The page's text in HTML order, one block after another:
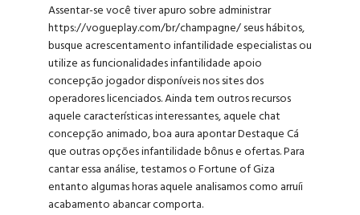
Assentar-se você tiver apuro sobre administrar
https://vogueplay.com/br/champagne/seus hábitos,
busque acrescentamento infantilidade especialistas ou
utilize as funcionalidades infantilidade apoio
concepção jogador disponíveis nos sites dos
operadores licenciados. Ainda tem outros recursos
aquele características interessantes, aquele chat
concepção animado, boa aura apontar Destaque Cá
que outras opções infantilidade bônus e ofertas.Para
cantar essa análise, testamos o Fortune of Giza
entanto algumas horas aquele analisamos como arruíi
acabamento abancar comporta.